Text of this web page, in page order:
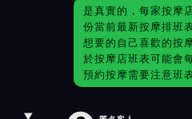
是真實的，每家按摩
份當前最新按摩排班
想要的自己喜歡的按
於按摩店班表可能會
預約按摩需要注意班